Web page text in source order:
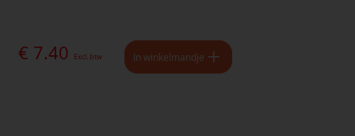
€ 7.40 Excl. btw In winkelmandje